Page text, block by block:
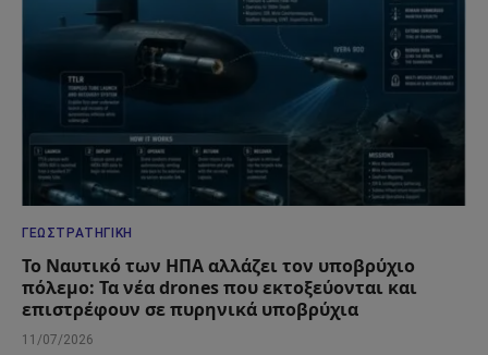
ΓΕΩΣΤΡΑΤΗΓΙΚΉ
Το Ναυτικό των ΗΠΑ αλλάζει τον υποβρύχιο
πόλεμο: Τα νέα drones που εκτοξεύονται και
επιστρέφουν σε πυρηνικά υποβρύχια
11/07/2026